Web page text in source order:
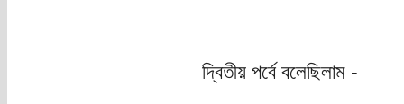
দ্বিতীয় পর্বে বলেছিলাম -